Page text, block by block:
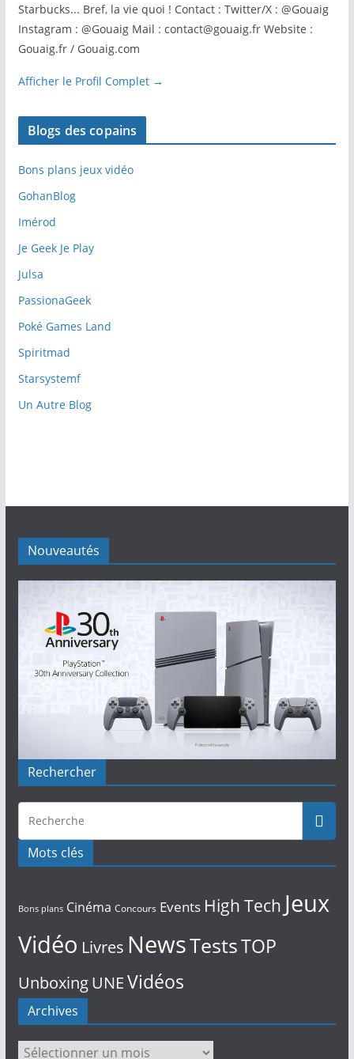
Starbucks... Bref, la vie quoi ! Contact : Twitter/X : @Gouaig
Instagram : @Gouaig Mail : contact@gouaig.fr Website :
Gouaig.fr / Gouaig.com
Afficher le Profil Complet →
Blogs des copains
Bons plans jeux vidéo
GohanBlog
Imérod
Je Geek Je Play
Julsa
PassionaGeek
Poké Games Land
Spiritmad
Starsystemf
Un Autre Blog
Nouveautés
Rechercher
Mots clés
Bons plans Cinéma Concours Events High Tech Jeux
Vidéo Livres NewsTestsTOP
UnboxingUNEVidéos
Archives
Archives